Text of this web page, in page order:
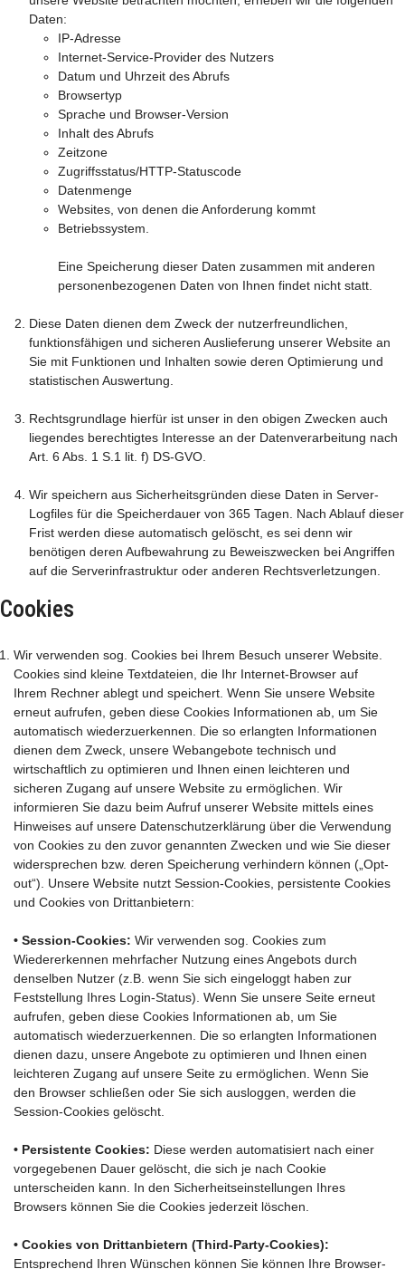
Daten:
IP-Adresse
Internet-Service-Provider des Nutzers
Datum und Uhrzeit des Abrufs
Browsertyp
Sprache und Browser-Version
Inhalt des Abrufs
Zeitzone
Zugriffsstatus/HTTP-Statuscode
Datenmenge
Websites, von denen die Anforderung kommt
Betriebssystem.
Eine Speicherung dieser Daten zusammen mit anderen
personenbezogenen Daten von Ihnen findet nicht statt.
Diese Daten dienen dem Zweck der nutzerfreundlichen,
funktionsfähigen und sicheren Auslieferung unserer Website an
Sie mit Funktionen und Inhalten sowie deren Optimierung und
statistischen Auswertung.
Rechtsgrundlage hierfür ist unser in den obigen Zwecken auch
liegendes berechtigtes Interesse an der Datenverarbeitung nach
Art. 6 Abs. 1 S.1 lit. f) DS-GVO.
Wir speichern aus Sicherheitsgründen diese Daten in Server-
Logfiles für die Speicherdauer von 365 Tagen. Nach Ablauf dieser
Frist werden diese automatisch gelöscht, es sei denn wir
benötigen deren Aufbewahrung zu Beweiszwecken bei Angriffen
auf die Serverinfrastruktur oder anderen Rechtsverletzungen.
Cookies
Wir verwenden sog. Cookies bei Ihrem Besuch unserer Website.
Cookies sind kleine Textdateien, die Ihr Internet-Browser auf
Ihrem Rechner ablegt und speichert. Wenn Sie unsere Website
erneut aufrufen, geben diese Cookies Informationen ab, um Sie
automatisch wiederzuerkennen. Die so erlangten Informationen
dienen dem Zweck, unsere Webangebote technisch und
wirtschaftlich zu optimieren und Ihnen einen leichteren und
sicheren Zugang auf unsere Website zu ermöglichen. Wir
informieren Sie dazu beim Aufruf unserer Website mittels eines
Hinweises auf unsere Datenschutzerklärung über die Verwendung
von Cookies zu den zuvor genannten Zwecken und wie Sie dieser
widersprechen bzw. deren Speicherung verhindern können („Opt-
out“). Unsere Website nutzt Session-Cookies, persistente Cookies
und Cookies von Drittanbietern:
• Session-Cookies: Wir verwenden sog. Cookies zum
Wiedererkennen mehrfacher Nutzung eines Angebots durch
denselben Nutzer (z.B. wenn Sie sich eingeloggt haben zur
Feststellung Ihres Login-Status). Wenn Sie unsere Seite erneut
aufrufen, geben diese Cookies Informationen ab, um Sie
automatisch wiederzuerkennen. Die so erlangten Informationen
dienen dazu, unsere Angebote zu optimieren und Ihnen einen
leichteren Zugang auf unsere Seite zu ermöglichen. Wenn Sie
den Browser schließen oder Sie sich ausloggen, werden die
Session-Cookies gelöscht.
• Persistente Cookies: Diese werden automatisiert nach einer
vorgegebenen Dauer gelöscht, die sich je nach Cookie
unterscheiden kann. In den Sicherheitseinstellungen Ihres
Browsers können Sie die Cookies jederzeit löschen.
• Cookies von Drittanbietern (Third-Party-Cookies):
Entsprechend Ihren Wünschen können Sie können Ihre Browser-